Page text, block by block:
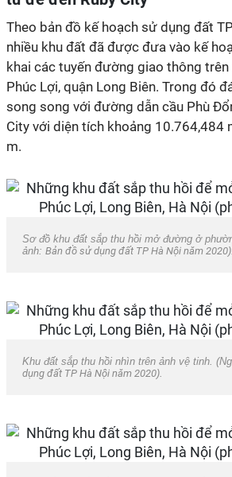
Theo bản đồ kế hoạch sử dụng đất
nhiều khu đất đã được đưa vào kế
khai các tuyến đường giao thông
Phúc Lợi, quận Long Biên. Trong đó
song song với đường dẫn cầu Phù
City với diện tích khoảng 10.764,484
m.
Sơ đồ khu đất sắp thu hồi mở đường ở
ảnh: Bản đồ sử dụng đất TP Hà Nội năm 2020).
Khu đất sắp thu hồi nhìn trên ảnh vệ tinh.
dụng đất TP Hà Nội năm 2020).